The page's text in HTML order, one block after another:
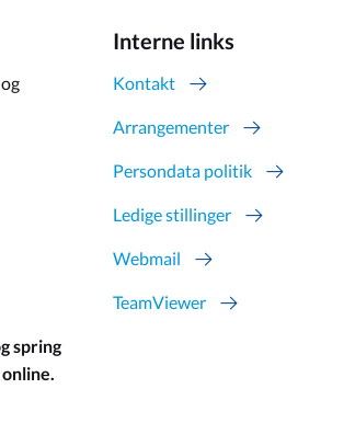
spring
Interne links
Kontakt
Arrangementer
Persondata politik
Ledige stillinger
Webmail
TeamViewer